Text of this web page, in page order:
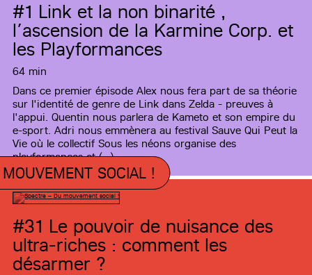
#1 Link et la non binarité ,
l’ascension de la Karmine Corp. et
les Playformances
64 min
Dans ce premier épisode Alex nous fera part de sa théorie
sur l'identité de genre de Link dans Zelda - preuves à
l'appui. Quentin nous parlera de Kameto et son empire du
e-sport. Adri nous emmènera au festival Sauve Qui Peut la
Vie où le collectif Sous les néons organise des
playformances et (…)
SOCIAL !
#31 Le pouvoir de nuisance des
ultra-riches : comment les
désarmer ?